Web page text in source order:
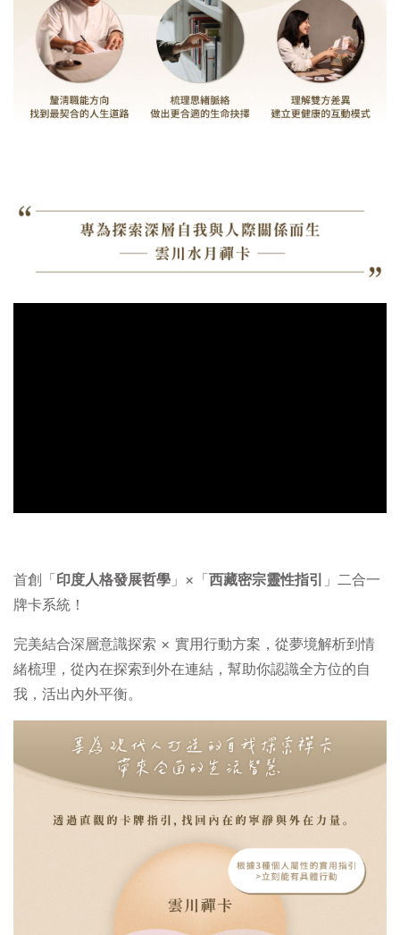
首創「印度人格發展哲學 」×「西藏密宗靈性指引 」二合一
牌卡系統！
完美結合深層意識探索 × 實用行動方案，從夢境解析到情
緒梳理，從內在探索到外在連結，幫助你認識全方位的自
我，活出內外平衡。